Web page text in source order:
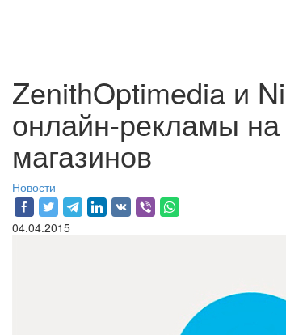
ZenithOptimedia и
онлайн-рекламы
магазинов
Новости
04.04.2015